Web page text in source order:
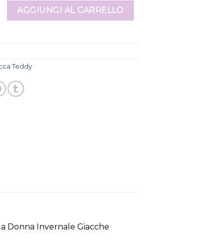
AGGIUNGI AL CARRELLO
Teddy
Donna Invernale Giacche